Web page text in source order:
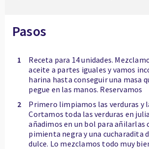
Pasos
1
Receta para 14 unidades.
aceite a partes iguales y vamos
harina hasta conseguir una masa
pegue en las manos. Reservamos
2
Primero limpiamos las verduras y
Cortamos toda las verduras en
añadimos en un bol para añilarlas
pimienta negra y una cucharadita
dulce. Lo mezclamos todo muy